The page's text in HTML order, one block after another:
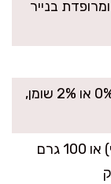
ומרופדת בנייר
200 גרם יוגורט חלבון טבעי (אפשר 0% או 2% שומן,
120 גרם סוכר (כ-1/2 כוס ועוד 1 כף) או 100 גרם